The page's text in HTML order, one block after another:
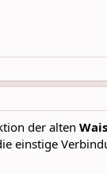
der alten
einstige